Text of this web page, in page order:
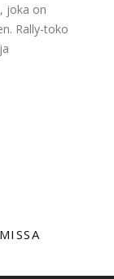
joka on
Rally-toko